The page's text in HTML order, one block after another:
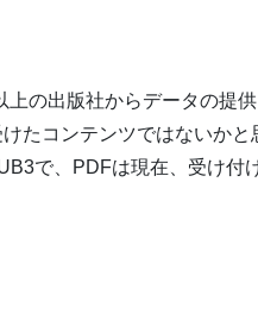
の出版社からデータの提
たコンテンツではないかと
で、PDFは現在、受け付